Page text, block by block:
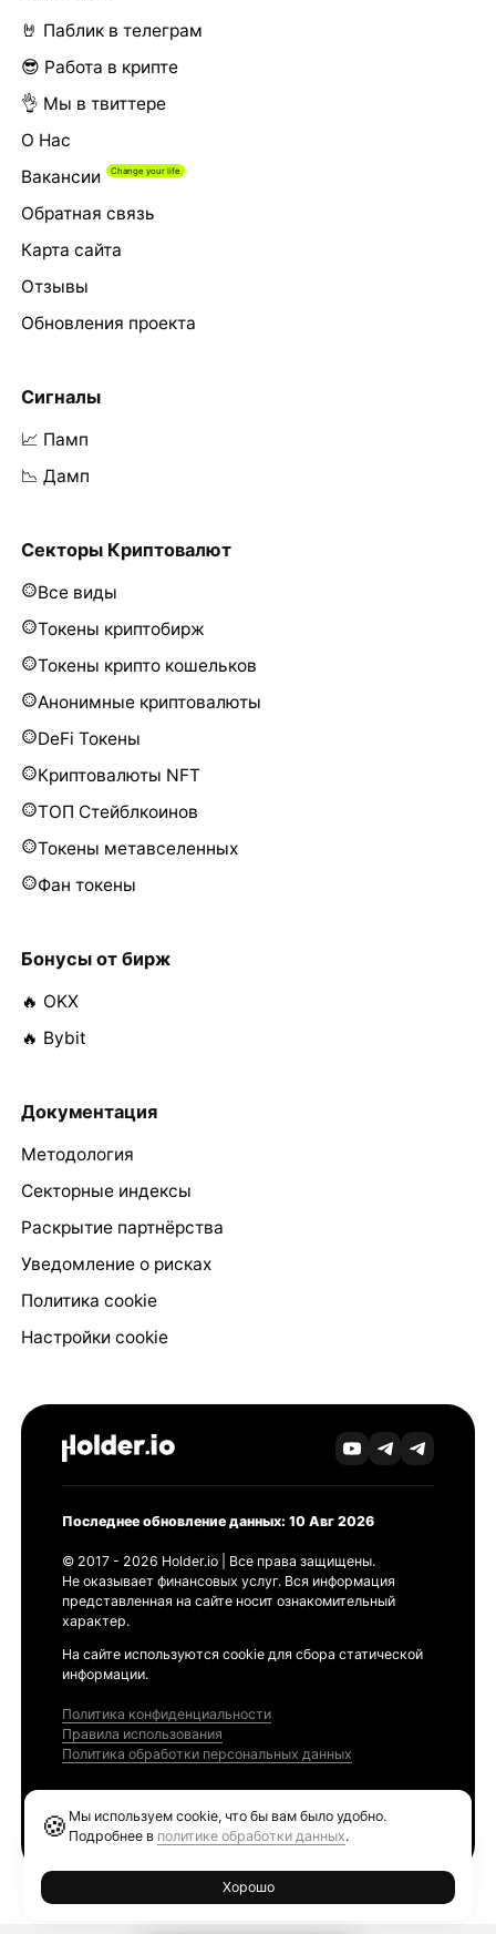
🤘 Паблик в телеграм
😎 Работа в крипте
👌 Мы в твиттере
О Нас
Вакансии
Обратная связь
Карта сайта
Отзывы
Обновления проекта
Сигналы
📈 Памп
📉 Дамп
Секторы Криптовалют
Все виды
Токены криптобирж
Токены крипто кошельков
Анонимные криптовалюты
DeFi Токены
Криптовалюты NFT
ТОП Стейблкоинов
Токены метавселенных
Фан токены
Бонусы от бирж
🔥 OKX
🔥 Bybit
Документация
Методология
Секторные индексы
Раскрытие партнёрства
Уведомление о рисках
Политика cookie
Настройки cookie
Последнее обновление данных: 10 Авг 2026
© 2017 - 2026 Holder.io | Все права защищены.
Не оказывает финансовых услуг. Вся информация
представленная на сайте носит ознакомительный
характер.
На сайте используются cookie для сбора статической
информации.
Политика конфиденциальности
Правила использования
Политика обработки персональных данных
🍪 Мы используем cookie, что бы вам было удобно.
Подробнее в политике обработки данных.
Хорошо
Ethereum GAS Tracker